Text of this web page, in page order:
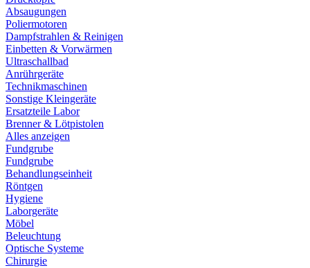
Absaugungen
Poliermotoren
Dampfstrahlen & Reinigen
Einbetten & Vorwärmen
Ultraschallbad
Anrührgeräte
Technikmaschinen
Sonstige Kleingeräte
Ersatzteile Labor
Brenner & Lötpistolen
Alles anzeigen
Fundgrube
Fundgrube
Behandlungseinheit
Röntgen
Hygiene
Laborgeräte
Möbel
Beleuchtung
Optische Systeme
Chirurgie